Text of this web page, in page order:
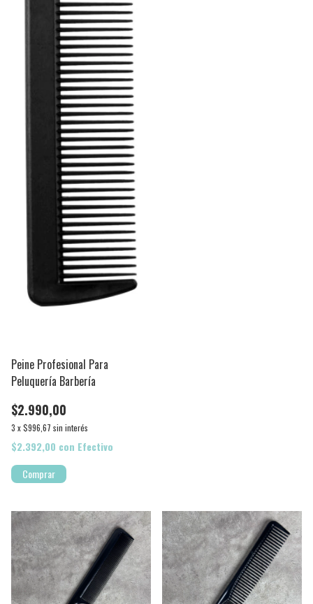
Peine Profesional Para
Peluquería Barbería
$2.990,00
3 x$996,67 sin interés
$2.392,00 con Efectivo
Comprar